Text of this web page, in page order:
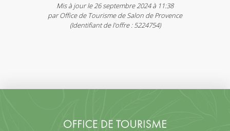
Mis à jour le 26 septembre 2024 à 11:38
par Office de Tourisme de Salon de Provence
(Identifiant de l'offre :5224754)